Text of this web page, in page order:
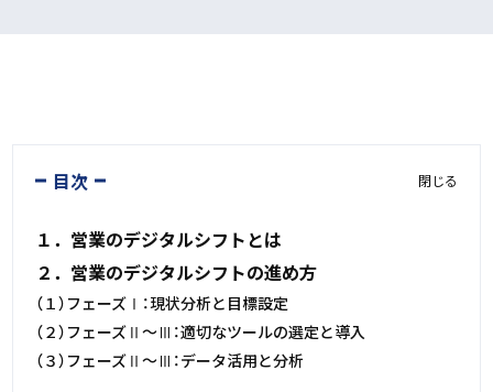
目次 閉じる
１．営業のデジタルシフトとは
２．営業のデジタルシフトの進め方
（１）フェーズⅠ：現状分析と目標設定
（２）フェーズⅡ～Ⅲ：適切なツールの選定と導入
（３）フェーズⅡ～Ⅲ：データ活用と分析